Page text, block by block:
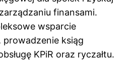
finansami.
wsparcie
prowadzenie ksiąg
KPiR oraz ryczałtu.